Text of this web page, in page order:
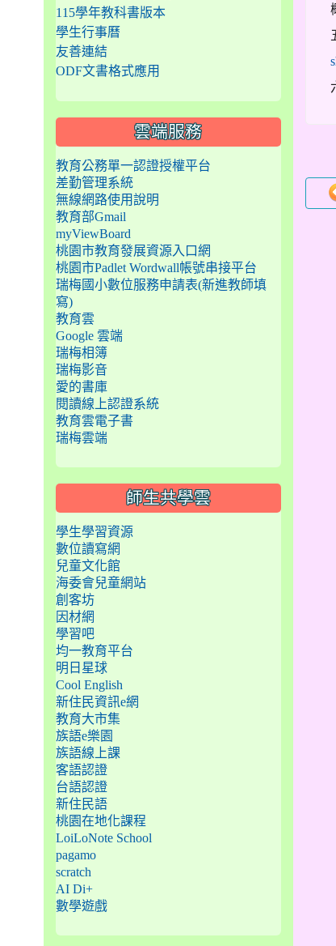
115學年教科書版本
學生行事曆
友善連結
ODF文書格式應用
雲端服務
教育公務單一認證授權平台
差勤管理系統
無線網路使用說明
教育部Gmail
myViewBoard
桃園市教育發展資源入口網
桃園市Padlet Wordwall帳號串接平台
瑞梅國小數位服務申請表(新進教師填
寫)
教育雲
Google 雲端
瑞梅相簿
瑞梅影音
愛的書庫
閱讀線上認證系統
教育雲電子書
瑞梅雲端
師生共學雲
學生學習資源
數位讀寫網
兒童文化館
海委會兒童網站
創客坊
因材網
學習吧
均一教育平台
明日星球
Cool English
新住民資訊e網
教育大市集
族語e樂園
族語線上課
客語認證
台語認證
新住民語
桃園在地化課程
LoiLoNote School
pagamo
scratch
AI Di+
數學遊戲